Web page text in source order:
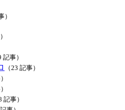
）
記事）
（23 記事）
記事）